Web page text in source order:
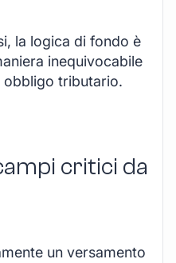
la logica di fondo è
inequivocabile
obbligo tributario.
critici da
un versamento